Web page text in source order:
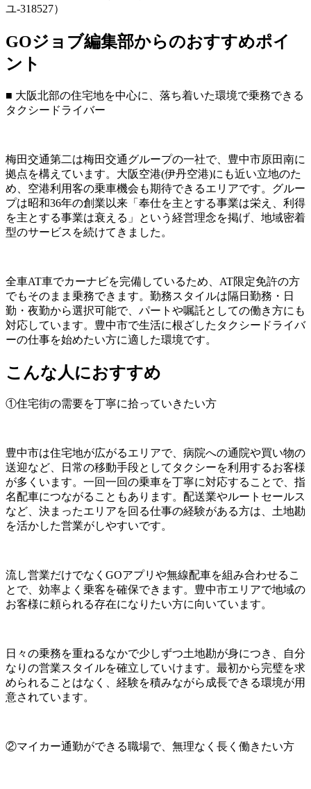
ユ-318527）
GOジョブ編集部からのおすすめポイ
ント
■ 大阪北部の住宅地を中心に、落ち着いた環境で乗務できる
タクシードライバー
梅田交通第二は梅田交通グループの一社で、豊中市原田南に
拠点を構えています。大阪空港(伊丹空港)にも近い立地のた
め、空港利用客の乗車機会も期待できるエリアです。グルー
プは昭和36年の創業以来「奉仕を主とする事業は栄え、利得
を主とする事業は衰える」という経営理念を掲げ、地域密着
型のサービスを続けてきました。
全車AT車でカーナビを完備しているため、AT限定免許の方
でもそのまま乗務できます。勤務スタイルは隔日勤務・日
勤・夜勤から選択可能で、パートや嘱託としての働き方にも
対応しています。豊中市で生活に根ざしたタクシードライバ
ーの仕事を始めたい方に適した環境です。
こんな人におすすめ
①住宅街の需要を丁寧に拾っていきたい方
豊中市は住宅地が広がるエリアで、病院への通院や買い物の
送迎など、日常の移動手段としてタクシーを利用するお客様
が多くいます。一回一回の乗車を丁寧に対応することで、指
名配車につながることもあります。配送業やルートセールス
など、決まったエリアを回る仕事の経験がある方は、土地勘
を活かした営業がしやすいです。
流し営業だけでなくGOアプリや無線配車を組み合わせるこ
とで、効率よく乗客を確保できます。豊中市エリアで地域の
お客様に頼られる存在になりたい方に向いています。
日々の乗務を重ねるなかで少しずつ土地勘が身につき、自分
なりの営業スタイルを確立していけます。最初から完璧を求
められることはなく、経験を積みながら成長できる環境が用
意されています。
②マイカー通勤ができる職場で、無理なく長く働きたい方